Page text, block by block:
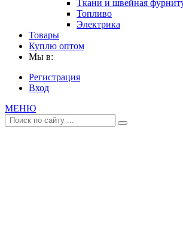
Ткани и швейная
Топливо
Электрика
Товары
Куплю оптом
Мы в:
Регистрация
Вход
МЕНЮ